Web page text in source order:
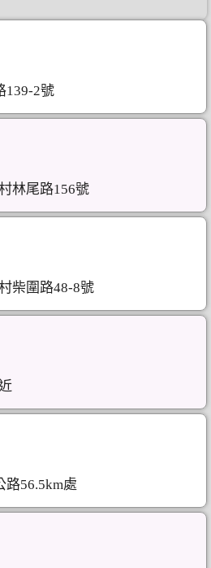
139-2號
林尾路156號
柴圍路48-8號
路56.5km處